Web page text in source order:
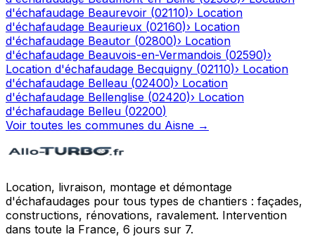
d'échafaudage Beaurevoir (02110)› Location
d'échafaudage Beaurieux (02160)› Location
d'échafaudage Beautor (02800)› Location
d'échafaudage Beauvois-en-Vermandois (02590)›
Location d'échafaudage Becquigny (02110)› Location
d'échafaudage Belleau (02400)› Location
d'échafaudage Bellenglise (02420)› Location
d'échafaudage Belleu (02200)
Voir toutes les communes du Aisne →
Location, livraison, montage et démontage
d'échafaudages pour tous types de chantiers : façades,
constructions, rénovations, ravalement. Intervention
dans toute la France, 6 jours sur 7.